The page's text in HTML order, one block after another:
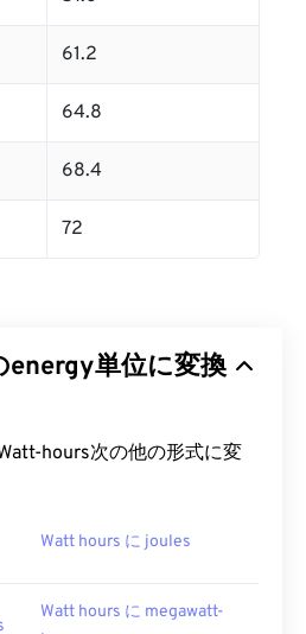
61.2
64.8
68.4
72
単位に変換
hours次の他の形式に変
Watt hours に joules
Watt hours に megawatt-